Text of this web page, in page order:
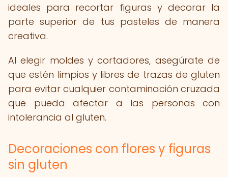
ideales para recortar figuras y decorar la
parte superior de tus pasteles de manera
creativa.
Al elegir moldes y cortadores, asegúrate de
que estén limpios y libres de trazas de gluten
para evitar cualquier contaminación cruzada
que pueda afectar a las personas con
intolerancia al gluten.
Decoraciones con flores y figuras
sin gluten